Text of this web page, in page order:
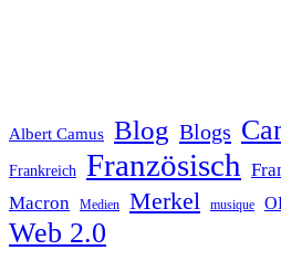
Albert Camus Blog Blogs
Frankreich Französisch
Macron Medien Merkel musique
Web 2.0